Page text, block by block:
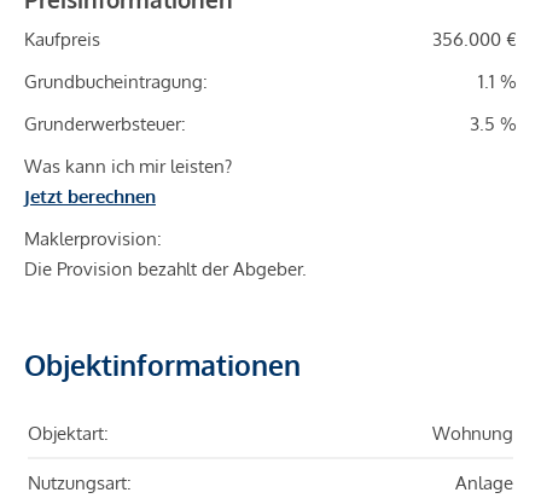
Kaufpreis
356.000 €
Grundbucheintragung:
1.1 %
Grunderwerbsteuer:
3.5 %
Was kann ich mir leisten?
Jetzt berechnen
Maklerprovision:
Die Provision bezahlt der Abgeber.
Objektinformationen
Objektart: Wohnung
Nutzungsart: Anlage